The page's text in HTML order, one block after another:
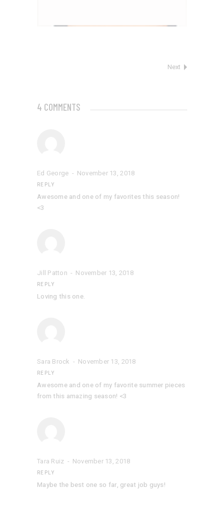
Next
4 COMMENTS
Ed George November 13, 2018
REPLY
Awesome and one of my favorites this season!
<3
Jill Patton November 13, 2018
REPLY
Loving this one.
Sara Brock November 13, 2018
REPLY
Awesome and one of my favorite summer pieces
from this amazing season! <3
Tara Ruiz November 13, 2018
REPLY
Maybe the best one so far, great job guys!